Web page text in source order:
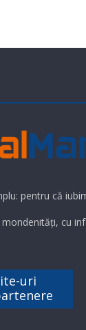
pentru că
cu
uri